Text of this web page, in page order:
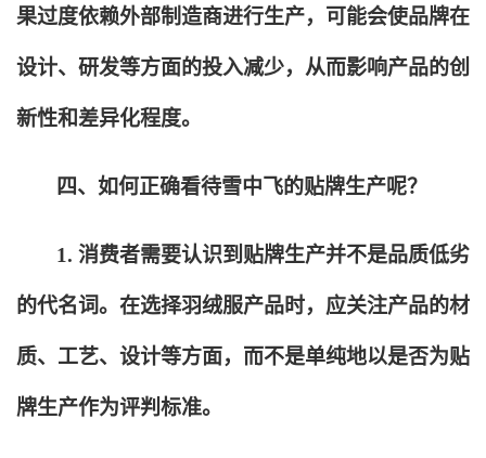
果过度依赖外部制造商进行生产，可能会使品牌在
设计、研发等方面的投入减少，从而影响产品的创
新性和差异化程度。
四、如何正确看待雪中飞的贴牌生产呢？
1. 消费者需要认识到贴牌生产并不是品质低劣
的代名词。在选择羽绒服产品时，应关注产品的材
质、工艺、设计等方面，而不是单纯地以是否为贴
牌生产作为评判标准。